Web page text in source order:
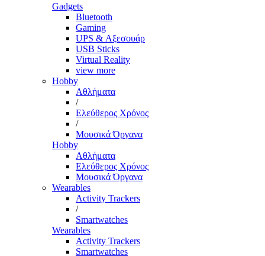
Gadgets
Bluetooth
Gaming
UPS & Αξεσουάρ
USB Sticks
Virtual Reality
view more
Hobby
Αθλήματα
/
Ελεύθερος Χρόνος
/
Μουσικά Όργανα
Hobby
Αθλήματα
Ελεύθερος Χρόνος
Μουσικά Όργανα
Wearables
Activity Trackers
/
Smartwatches
Wearables
Activity Trackers
Smartwatches